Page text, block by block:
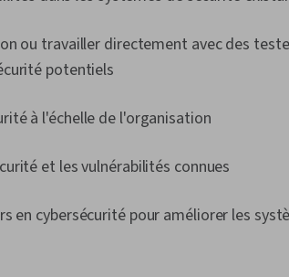
programme,
Évaluations
Cadre de
ou travailler directement avec des
potentiels
à l'échelle de l'organisation
et les vulnérabilités connues
en cybersécurité pour améliorer les